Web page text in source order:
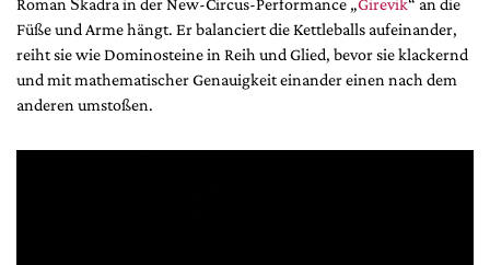
Roman Škadra in der New-Circus-Performance „Girevik“ an die
Füße und Arme hängt. Er balanciert die Kettleballs aufeinander,
reiht sie wie Dominosteine in Reih und Glied, bevor sie klackernd
und mit mathematischer Genauigkeit einander einen nach dem
anderen umstoßen.